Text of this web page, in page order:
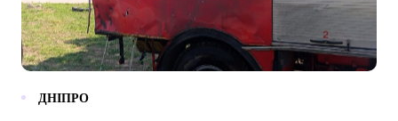
ДНІПРО